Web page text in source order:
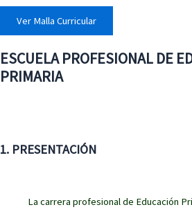
Ver Malla Curricular
ESCUELA PROFESIONAL DE
PRIMARIA
1. PRESENTACIÓN
La carrera profesional de Educación